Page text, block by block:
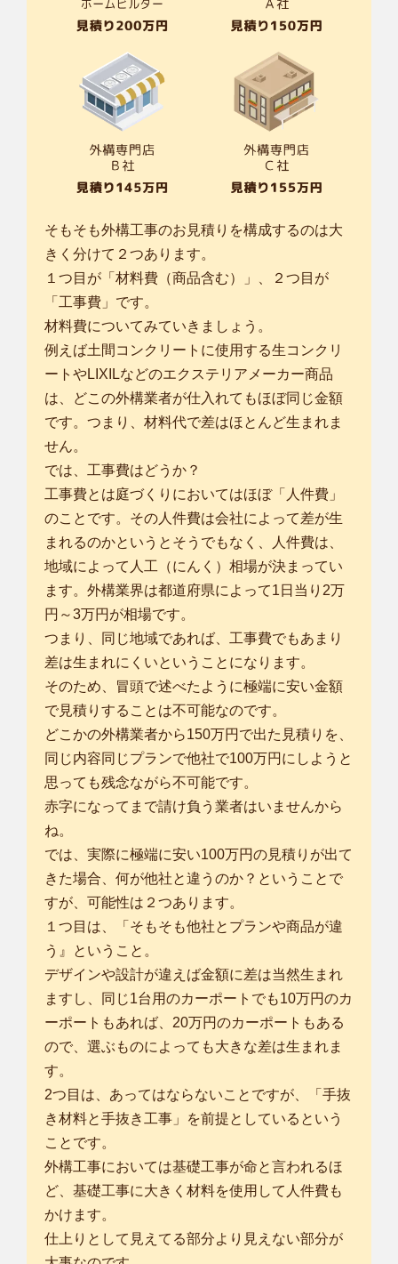
そもそも外構工事のお見積りを構成するのは大
きく分けて２つあります。
１つ目が「材料費（商品含む）」、２つ目が
「工事費」です。
材料費についてみていきましょう。
例えば土間コンクリートに使用する生コンクリ
ートやLIXILなどのエクステリアメーカー商品
は、どこの外構業者が仕入れてもほぼ同じ金額
です。つまり、材料代で差はほとんど生まれま
せん。
では、工事費はどうか？
工事費とは庭づくりにおいてはほぼ「人件費」
のことです。その人件費は会社によって差が生
まれるのかというとそうでもなく、人件費は、
地域によって人工（にんく）相場が決まってい
ます。外構業界は都道府県によって1日当り2万
円～3万円が相場です。
つまり、同じ地域であれば、工事費でもあまり
差は生まれにくいということになります。
そのため、冒頭で述べたように極端に安い金額
で見積りすることは不可能なのです。
どこかの外構業者から150万円で出た見積りを、
同じ内容同じプランで他社で100万円にしようと
思っても残念ながら不可能です。
赤字になってまで請け負う業者はいませんから
ね。
では、実際に極端に安い100万円の見積りが出て
きた場合、何が他社と違うのか？ということで
すが、可能性は２つあります。
１つ目は、「そもそも他社とプランや商品が違
う』ということ。
デザインや設計が違えば金額に差は当然生まれ
ますし、同じ1台用のカーポートでも10万円のカ
ーポートもあれば、20万円のカーポートもある
ので、選ぶものによっても大きな差は生まれま
す。
2つ目は、あってはならないことですが、「手抜
き材料と手抜き工事」を前提としているという
ことです。
外構工事においては基礎工事が命と言われるほ
ど、基礎工事に大きく材料を使用して人件費も
かけます。
仕上りとして見えてる部分より見えない部分が